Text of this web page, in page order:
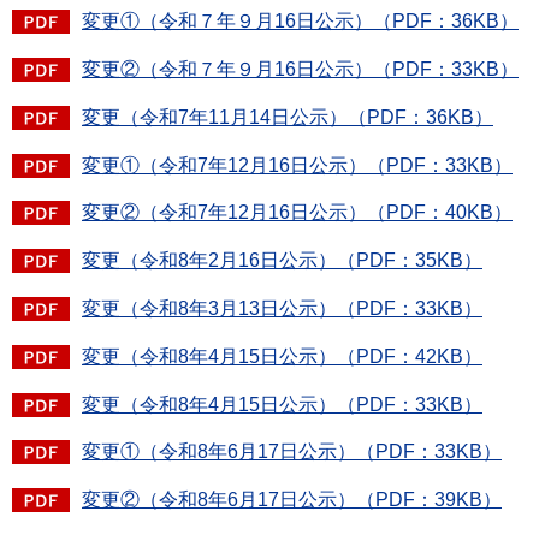
変更①（令和７年９月16日公示）（PDF：36KB）
変更②（令和７年９月16日公示）（PDF：33KB）
変更（令和7年11月14日公示）（PDF：36KB）
変更①（令和7年12月16日公示）（PDF：33KB）
変更②（令和7年12月16日公示）（PDF：40KB）
変更（令和8年2月16日公示）（PDF：35KB）
変更（令和8年3月13日公示）（PDF：33KB）
変更（令和8年4月15日公示）（PDF：42KB）
変更（令和8年4月15日公示）（PDF：33KB）
変更①（令和8年6月17日公示）（PDF：33KB）
変更②（令和8年6月17日公示）（PDF：39KB）